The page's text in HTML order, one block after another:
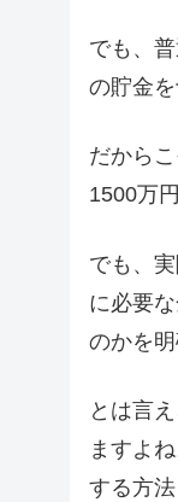
でも、
の貯金
だから
1500万
でも、
に必要
のかを
とは言
ますよ
する方法